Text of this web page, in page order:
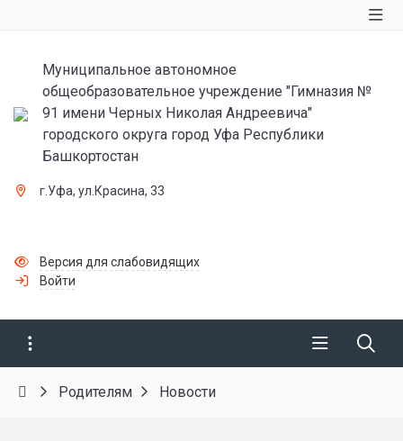
Муниципальное автономное
общеобразовательное учреждение "Гимназия №
91 имени Черных Николая Андреевича"
городского округа город Уфа Республики
Башкортостан
г.Уфа, ул.Красина, 33
Версия для слабовидящих
Войти
Родителям Новости